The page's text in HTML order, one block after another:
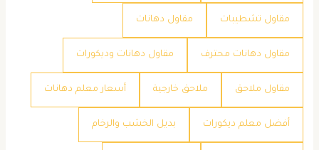
مقاول تشطيبات مقاول دهانات
مقاول دهانات محترف مقاول دهانات وديكورات
مقاول ملاحق ملاحق خارجية ​أسعار معلم دهانات
​أفضل معلم ديكورات ​بديل الخشب والرخام